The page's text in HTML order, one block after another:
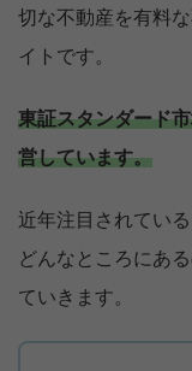
切な不動産を有料
イトです。
東証スタンダード
営しています。
近年注目されてい
どんなところにあ
ていきます。